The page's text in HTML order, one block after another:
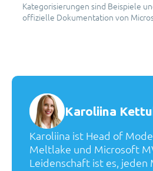
Kategorisierungen sind Beispiele
offizielle Dokumentation von
Karoliina
Karoliina ist Head of
Meltlake und Microsoft
Leidenschaft ist es,